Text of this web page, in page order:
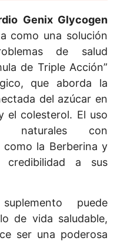
Genix Glycogen
como una solución
de salud
de Triple Acción”
que aborda la
del azúcar en
el colesterol. El uso
naturales con
como la Berberina y
credibilidad a sus
puede
de vida saludable,
ser una poderosa